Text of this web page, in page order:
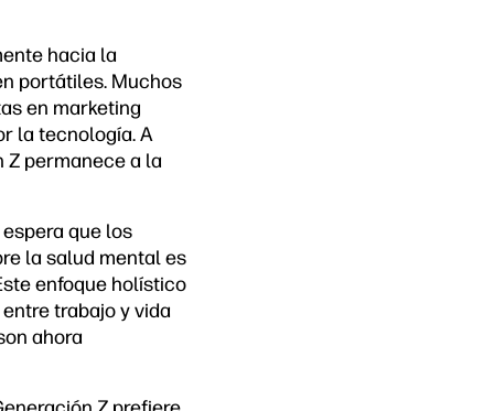
hacia la
portátiles. Muchos
en marketing
la tecnología. A
Z permanece a la
que los
la salud mental es
enfoque holístico
trabajo y vida
ahora